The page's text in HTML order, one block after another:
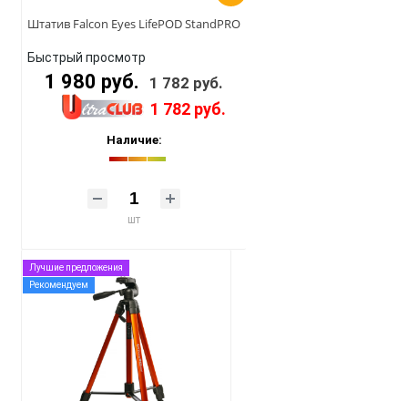
Штатив Falcon Eyes LifePOD StandPRO
Быстрый просмотр
1 980 руб. 1 782 руб.
1 782 руб.
Наличие:
шт
Лучшие предложения
Рекомендуем